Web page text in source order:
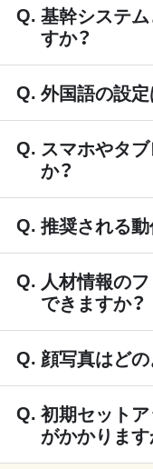
基幹システ
すか？
外国語の設
スマホやタ
か？
推奨される
人材情報の
できますか？
顔写真はど
初期セット
がかかります